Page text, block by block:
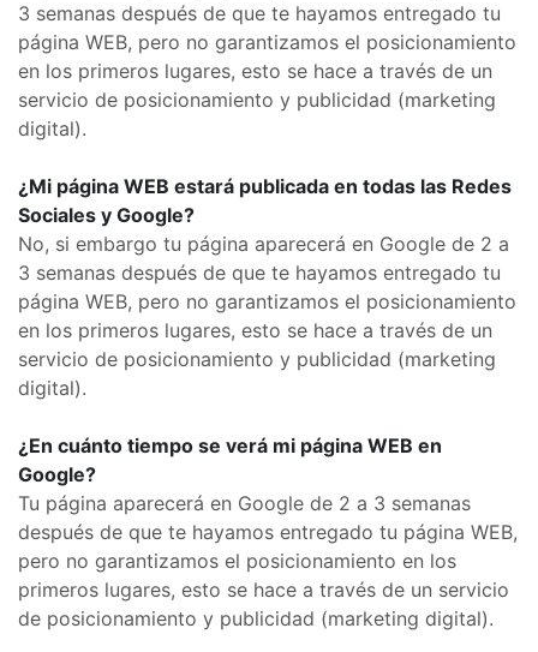
3 semanas después de que te hayamos entregado tu
página WEB, pero no garantizamos el posicionamiento
en los primeros lugares, esto se hace a través de un
servicio de posicionamiento y publicidad (marketing
digital).
¿Mi página WEB estará publicada en todas las Redes
Sociales y Google?
No, si embargo tu página aparecerá en Google de 2 a
3 semanas después de que te hayamos entregado tu
página WEB, pero no garantizamos el posicionamiento
en los primeros lugares, esto se hace a través de un
servicio de posicionamiento y publicidad (marketing
digital).
¿En cuánto tiempo se verá mi página WEB en
Google?
Tu página aparecerá en Google de 2 a 3 semanas
después de que te hayamos entregado tu página WEB,
pero no garantizamos el posicionamiento en los
primeros lugares, esto se hace a través de un servicio
de posicionamiento y publicidad (marketing digital).